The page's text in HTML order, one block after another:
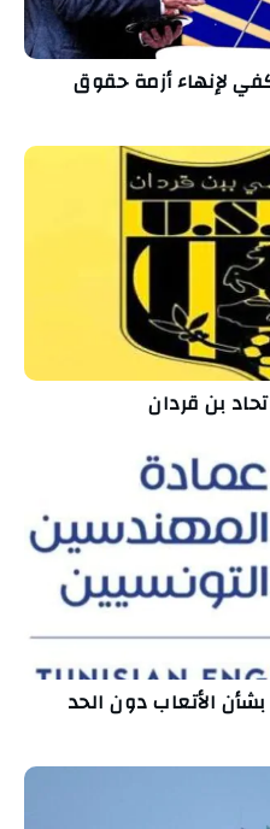
لإنهاء أزمة حقوق
الأتعاب دون الحد